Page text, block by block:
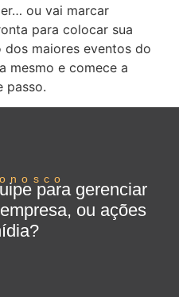
ou vai marcar
para colocar sua
maiores eventos do
mesmo e comece a
passo.
para gerenciar
ou ações